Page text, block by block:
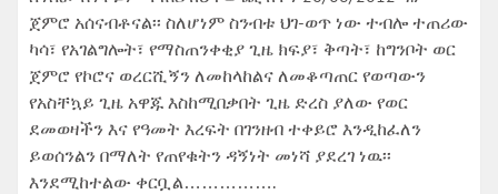
ጀምሮ አሰናብቶናል፡፡ ስለሆነም ስንብቱ ህገ-ወጥ ነው ተብሎ ተጠሪው
ካሳ፣ የአገልግሎት፣ የማስጠንቀቂያ ጊዜ ክፍያ፣ ቅጣት፣ ከግንቦት ወር
ጀምሮ የኮሮና ወረርሺኝን ለመከላከልና ለመቆጣጠር የወጣውን
የአስቸኳይ ጊዜ አዋጁ እስከሚበቃበት ጊዜ ድረስ ያለው የወር
ደመወዛችን እና የዓመት እረፍት በገንዘብ ተቀይሮ እንዲከፈለን
ይወሰንልን በማለት የጠየቁትን ዳኝነት መነሻ ያደረገ ነዉ፡፡
እንደሚከተልው ቀርቧል…………….